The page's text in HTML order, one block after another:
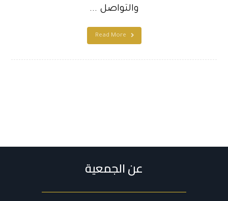
والتواصل ...
Read More
عن الجمعية